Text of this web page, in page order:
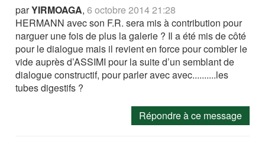
parYIRMOAGA,6 octobre 2014 21:28
HERMANN avec son F.R. sera mis à contribution pour
narguer une fois de plus la galerie ? Il a été mis de côté
pour le dialogue mais il revient en force pour combler le
vide auprès d’ASSIMI pour la suite d’un semblant de
dialogue constructif, pour parler avec avec..........les
tubes digestifs ?
Répondre à ce message